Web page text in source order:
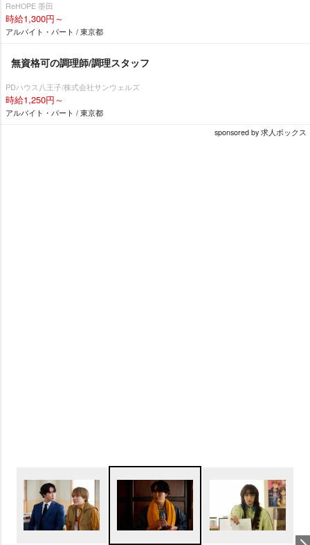
ReHOPE 墨田
時給1,300円～
アルバイト・パート / 東京都
無資格可の調理師/調理スタッフ
PDハウス八王子/株式会社サンウェルズ
時給1,250円～
アルバイト・パート / 東京都
sponsored by 求人ボックス